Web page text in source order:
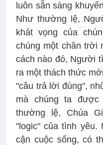
luôn sẵn sàng
Như thường lệ,
khát vọng của
chúng một chân trời
cách nào đó, Người
ra một thách thức
"câu trả lời đúng",
mà chúng ta
thường lệ, Chúa
"logic" của tình yêu.
cận cuộc sống, có